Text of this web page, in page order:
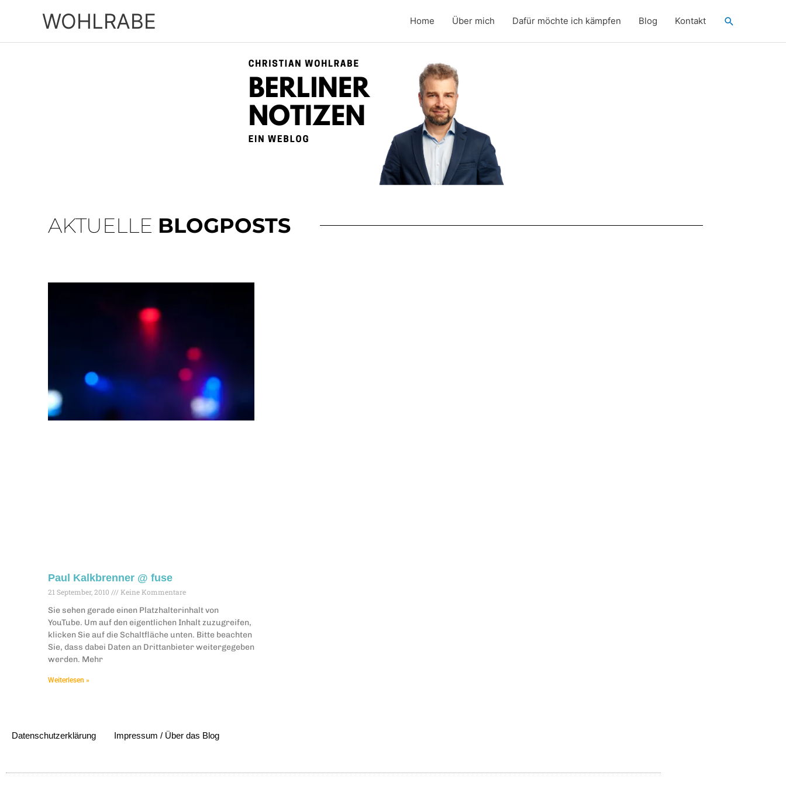
WOHLRABE Home Über mich Dafür möchte ich kämpfen Blog Kontakt Suchen
AKTUELLE BLOGPOSTS
Paul Kalkbrenner @ fuse
21 September, 2010 Keine Kommentare
Sie sehen gerade einen Platzhalterinhalt von
YouTube. Um auf den eigentlichen Inhalt zuzugreifen,
klicken Sie auf die Schaltfläche unten. Bitte beachten
Sie, dass dabei Daten an Drittanbieter weitergegeben
werden. Mehr
Weiterlesen »
Datenschutzerklärung Impressum / Über das Blog